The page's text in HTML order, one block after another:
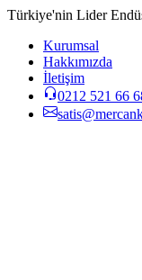
Türkiye'nin Lider
Kurumsal
Hakkımızda
İletişim
0212 521 66